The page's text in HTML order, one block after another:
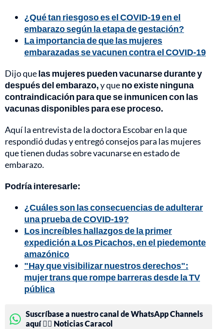
¿Qué tan riesgoso es el COVID-19 en el
embarazo según la etapa de gestación?
La importancia de que las mujeres
embarazadas se vacunen contra el COVID-19
Dijo quelas mujeres pueden vacunarse durante y
después del embarazo,y queno existe ninguna
contraindicación para que se inmunicen con las
vacunas disponibles para ese proceso.
Aquí la entrevista de la doctora Escobar en la que
respondió dudas y entregó consejos para las mujeres
que tienen dudas sobre vacunarse en estado de
embarazo.
Podría interesarle:
¿Cuáles son las consecuencias de adulterar
una prueba de COVID-19?
Los increíbles hallazgos de la primer
expedición a Los Picachos, en el piedemonte
amazónico
"Hay que visibilizar nuestros derechos":
mujer trans que rompe barreras desde la TV
pública
Suscríbase a nuestro canal de WhatsApp Channels
aquí 👉🏻 Noticias Caracol